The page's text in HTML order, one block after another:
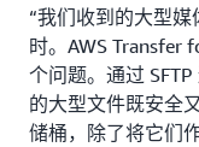
“我们收到的大型
时。AWS Transfer
个问题。通过
的大型文件既安全
储桶，除了将它们